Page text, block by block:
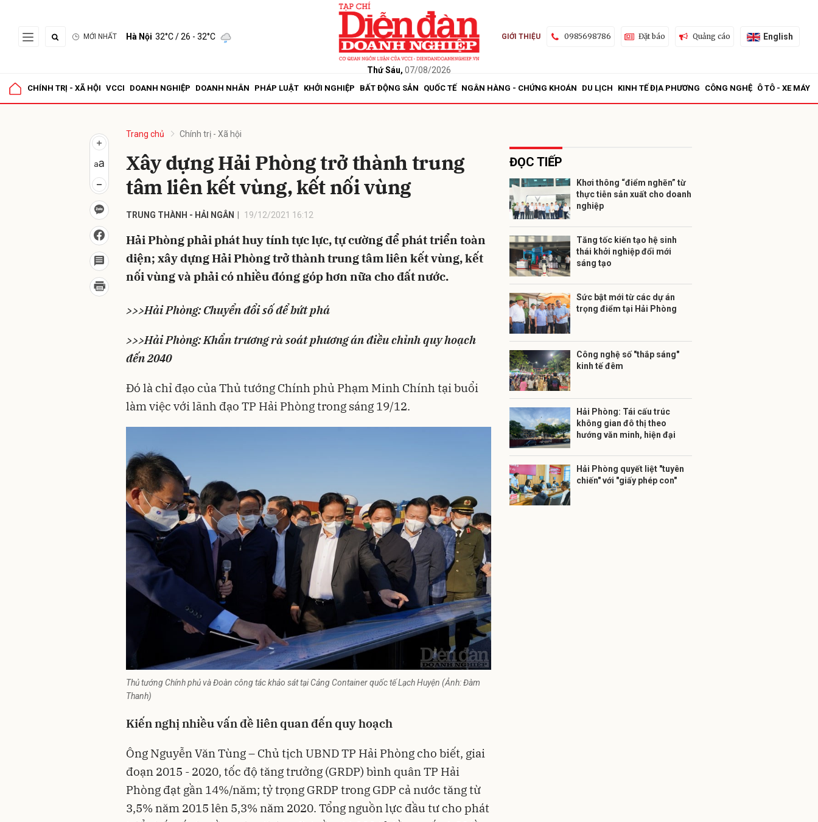
MỚI NHẤT Hà Nội 32°C/ 26 - 32°C
Thứ Sáu, 07/08/2026
GIỚI THIỆU 0985698786 Đặt báo Quảng cáo English
CHÍNH TRỊ - XÃ HỘI VCCI DOANH NGHIỆP DOANH NHÂN PHÁP LUẬT KHỞI NGHIỆP BẤT ĐỘNG SẢN QUỐC TẾ NGÂN HÀNG - CHỨNG KHOÁN DU LỊCH KINH TẾ ĐỊA PHƯƠNG CÔNG NGHỆ Ô TÔ - XE MÁY
Trang chủ Chính trị - Xã hội
Xây dựng Hải Phòng trở thành trung
tâm liên kết vùng, kết nối vùng
TRUNG THÀNH - HẢI NGÂN 19/12/2021 16:12
Hải Phòng phải phát huy tính tực lực, tự cường để phát triển toàn
diện; xây dựng Hải Phòng trở thành trung tâm liên kết vùng, kết
nối vùng và phải có nhiều đóng góp hơn nữa cho đất nước.
>>>Hải Phòng: Chuyển đổi số để bứt phá
>>>Hải Phòng: Khẩn trương rà soát phương án điều chỉnh quy hoạch
đến 2040
Đó là chỉ đạo của Thủ tướng Chính phủ Phạm Minh Chính tại buổi
làm việc với lãnh đạo TP Hải Phòng trong sáng 19/12.
Thủ tướng Chính phủ và Đoàn công tác khảo sát tại Cảng Container quốc tế Lạch Huyện (Ảnh: Đàm
Thanh)
Kiến nghị nhiều vấn đề liên quan đến quy hoạch
Ông Nguyễn Văn Tùng – Chủ tịch UBND TP Hải Phòng cho biết, giai
đoạn 2015 - 2020, tốc độ tăng trưởng (GRDP) bình quân TP Hải
Phòng đạt gần 14%/năm; tỷ trọng GRDP trong GDP cả nước tăng từ
3,5% năm 2015 lên 5,3% năm 2020. Tổng nguồn lực đầu tư cho phát
ĐỌC TIẾP
Khơi thông “điểm nghẽn” từ
thực tiễn sản xuất cho doanh
nghiệp
Tăng tốc kiến tạo hệ sinh
thái khởi nghiệp đổi mới
sáng tạo
Sức bật mới từ các dự án
trọng điểm tại Hải Phòng
Công nghệ số "thắp sáng"
kinh tế đêm
Hải Phòng: Tái cấu trúc
không gian đô thị theo
hướng văn minh, hiện đại
Hải Phòng quyết liệt "tuyên
chiến" với "giấy phép con"
Gửi